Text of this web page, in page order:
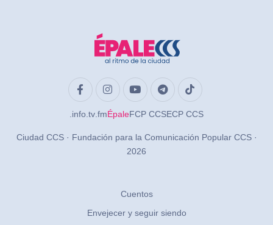
.info .tv .fmÉpaleFCP CCSECP CCS
Ciudad CCS · Fundación para la Comunicación Popular CCS ·
2026
Cuentos
Envejecer y seguir siendo